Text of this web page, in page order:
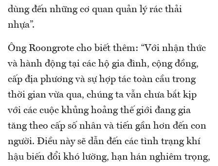
dùng đến những cơ quan quản lý rác thải
nhựa”.
Ông Roongrote cho biết thêm: “Với nhận thức
và hành động tại các hộ gia đình, cộng đồng,
cấp địa phương và sự hợp tác toàn cầu trong
thời gian vừa qua, chúng ta vẫn chưa bắt kịp
với các cuộc khủng hoảng thế giới đang gia
tăng theo cấp số nhân và tiến gần hơn đến con
người. Điều này sẽ dẫn đến các tình trạng khí
hậu biến đổi khó lường, hạn hán nghiêm trọng,